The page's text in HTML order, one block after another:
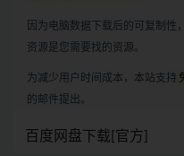
因为电脑数据下载后的可复制性
资源是您需要找的资源。
为减少用户时间成本，本站支持
的邮件提出。
百度网盘下载[官方]